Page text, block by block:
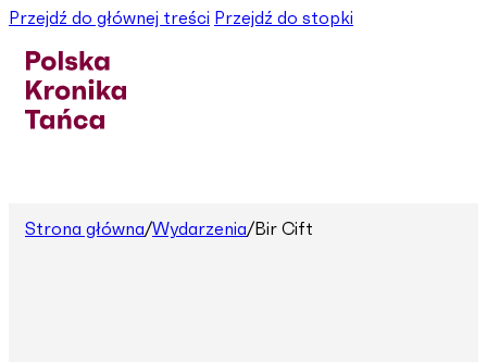
Przejdź do głównej treści Przejdź do stopki
Strona główna/Wydarzenia/Bir Cift